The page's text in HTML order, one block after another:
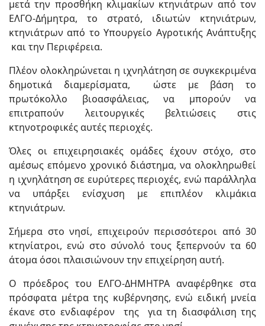
μετά την προσθήκη κλιμακίων κτηνιάτρων από τον
ΕΛΓΟ-Δήμητρα, το στρατό, ιδιωτών κτηνιάτρων,
κτηνιάτρων από το Υπουργείο Αγροτικής Ανάπτυξης
και την Περιφέρεια.
Πλέον ολοκληρώνεται η ιχνηλάτηση σε συγκεκριμένα
δημοτικά διαμερίσματα, ώστε με βάση το
πρωτόκολλο βιοασφάλειας, να μπορούν να
επιτραπούν λειτουργικές βελτιώσεις στις
κτηνοτροφικές αυτές περιοχές.
Όλες οι επιχειρησιακές ομάδες έχουν στόχο, στο
αμέσως επόμενο χρονικό διάστημα, να ολοκληρωθεί
η ιχνηλάτηση σε ευρύτερες περιοχές, ενώ παράλληλα
να υπάρξει ενίσχυση με επιπλέον κλιμάκια
κτηνιάτρων.
Σήμερα στο νησί, επιχειρούν περισσότεροι από 30
κτηνίατροι, ενώ στο σύνολό τους ξεπερνούν τα 60
άτομα όσοι πλαισιώνουν την επιχείρηση αυτή.
Ο πρόεδρος του ΕΛΓΟ-ΔΗΜΗΤΡΑ αναφέρθηκε στα
πρόσφατα μέτρα της κυβέρνησης, ενώ ειδική μνεία
έκανε στο ενδιαφέρον της για τη διασφάλιση της